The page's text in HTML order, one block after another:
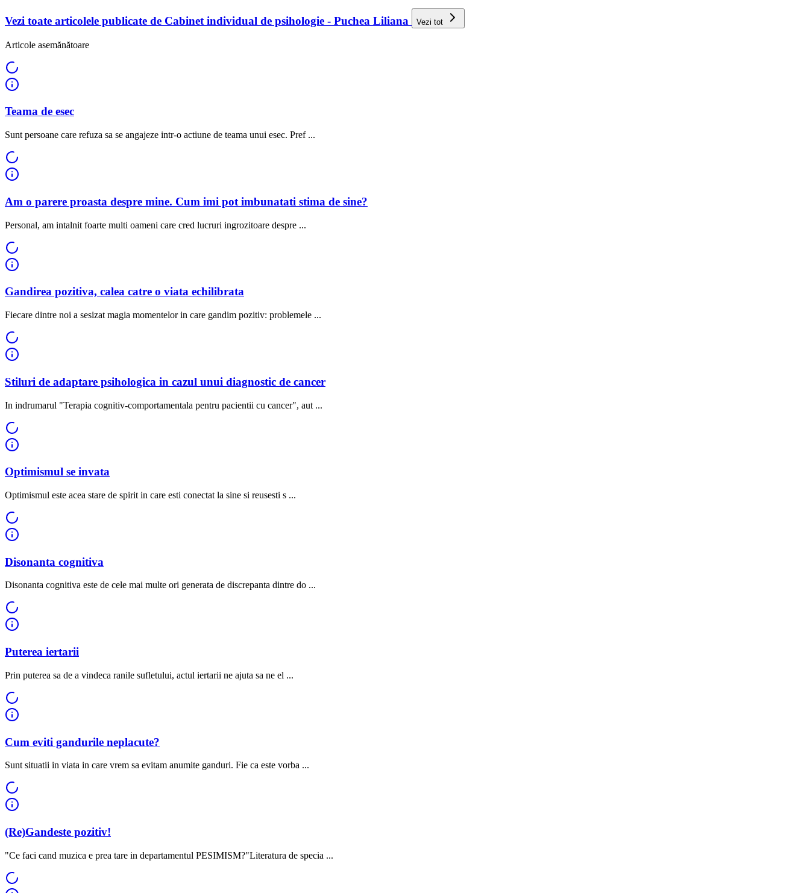
Vezi toate articolele publicate de Cabinet individual de psihologie - Puchea Liliana Vezi tot
Articole asemănătoare
Teama de esec
Sunt persoane care refuza sa se angajeze intr-o actiune de teama unui esec. Pref ...
Am o parere proasta despre mine. Cum imi pot imbunatati stima de sine?
Personal, am intalnit foarte multi oameni care cred lucruri ingrozitoare despre ...
Gandirea pozitiva, calea catre o viata echilibrata
Fiecare dintre noi a sesizat magia momentelor in care gandim pozitiv: problemele ...
Stiluri de adaptare psihologica in cazul unui diagnostic de cancer
In indrumarul "Terapia cognitiv-comportamentala pentru pacientii cu cancer", aut ...
Optimismul se invata
Optimismul este acea stare de spirit in care esti conectat la sine si reusesti s ...
Disonanta cognitiva
Disonanta cognitiva este de cele mai multe ori generata de discrepanta dintre do ...
Puterea iertarii
Prin puterea sa de a vindeca ranile sufletului, actul iertarii ne ajuta sa ne el ...
Cum eviti gandurile neplacute?
Sunt situatii in viata in care vrem sa evitam anumite ganduri. Fie ca este vorba ...
(Re)Gandeste pozitiv!
"Ce faci cand muzica e prea tare in departamentul PESIMISM?"Literatura de specia ...